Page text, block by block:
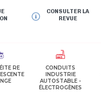
CONSULTER LA
REVUE
RE
CONDUITS
INDUSTRIE
AUTOSTABLE -
ÉLECTROGÈNES